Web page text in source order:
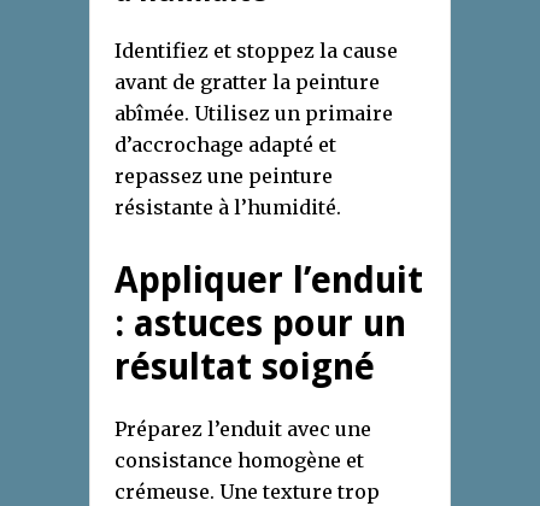
Identifiez et stoppez la cause
avant de gratter la peinture
abîmée. Utilisez un primaire
d’accrochage adapté et
repassez une peinture
résistante à l’humidité.
Appliquer l’enduit
: astuces pour un
résultat soigné
Préparez l’enduit avec une
consistance homogène et
crémeuse. Une texture trop